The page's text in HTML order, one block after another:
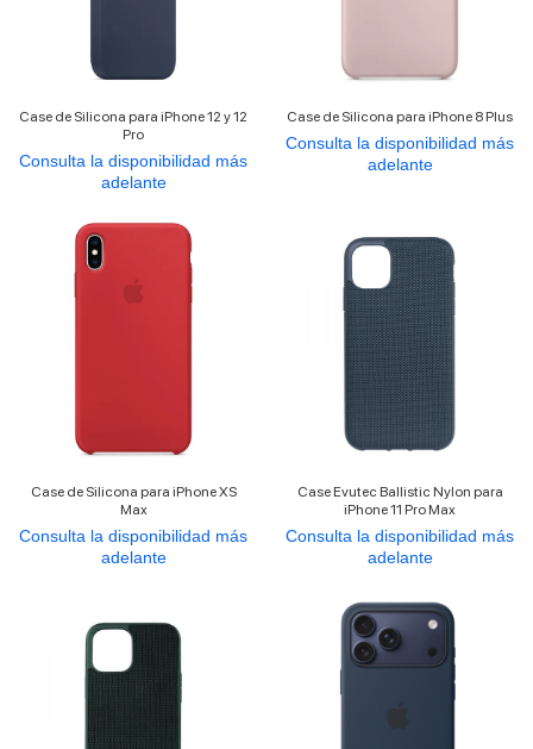
Case de Silicona para iPhone 12 y 12
Pro
Consulta la disponibilidad más
adelante
Case de Silicona para iPhone 8 Plus
Consulta la disponibilidad más
adelante
Case de Silicona para iPhone XS
Max
Consulta la disponibilidad más
adelante
Case Evutec Ballistic Nylon para
iPhone 11 Pro Max
Consulta la disponibilidad más
adelante